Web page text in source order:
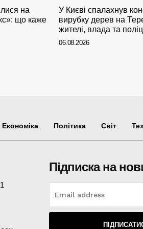
на
що каже
У Києві спалахнув
вирубку дерев на
жителі, влада та
06.08.2026
Економіка Політика Світ
Підписка на